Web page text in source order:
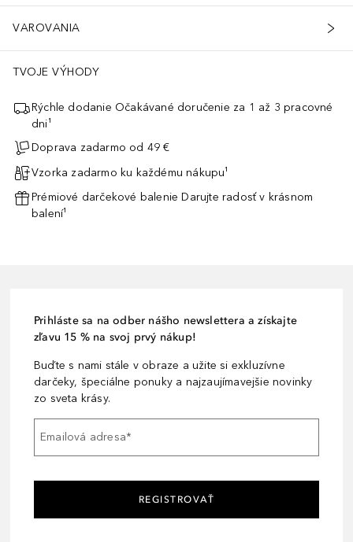
VAROVANIA
TVOJE VÝHODY
Rýchle dodanie Očakávané doručenie za 1 až 3 pracovné
dni¹
Doprava zadarmo od 49 €
Vzorka zadarmo ku každému nákupu¹
Prémiové darčekové balenie Darujte radosť v krásnom
balení¹
Prihláste sa na odber nášho newslettera a získajte
zľavu 15 % na svoj prvý nákup!
Buďte s nami stále v obraze a užite si exkluzívne
darčeky, špeciálne ponuky a najzaujímavejšie novinky
zo sveta krásy.
Emailová adresa*
REGISTROVAŤ